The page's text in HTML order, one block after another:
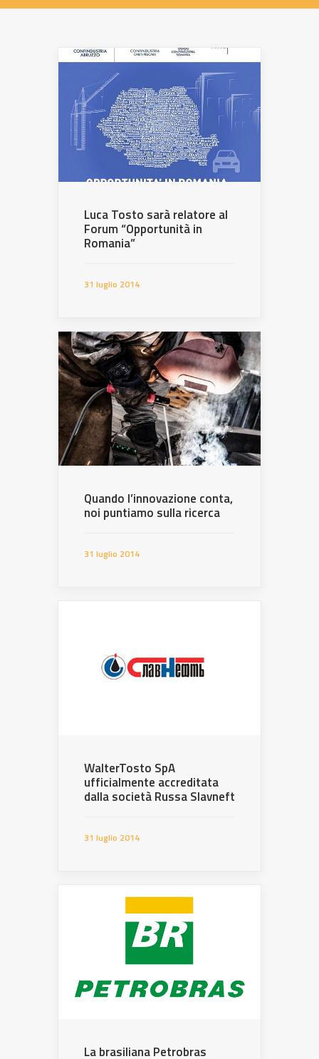
Luca Tosto sarà relatore al
Forum “Opportunità in
Romania”
31 luglio 2014
Quando l’innovazione conta,
noi puntiamo sulla ricerca
31 luglio 2014
WalterTosto SpA
ufficialmente accreditata
dalla società Russa Slavneft
31 luglio 2014
La brasiliana Petrobras